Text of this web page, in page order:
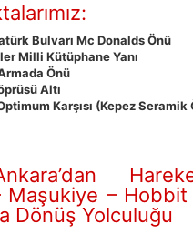
AYARLARINIZ
Bulvarı Mc Donalds Önü
Milli Kütüphane Yanı
Önü
Altı
Karşısı (Kepez Seramik
Maşukiye – Hobbit
Dönüş Yolculuğu